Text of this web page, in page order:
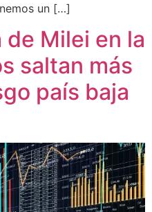
un […]
Milei en la
saltan más
país baja